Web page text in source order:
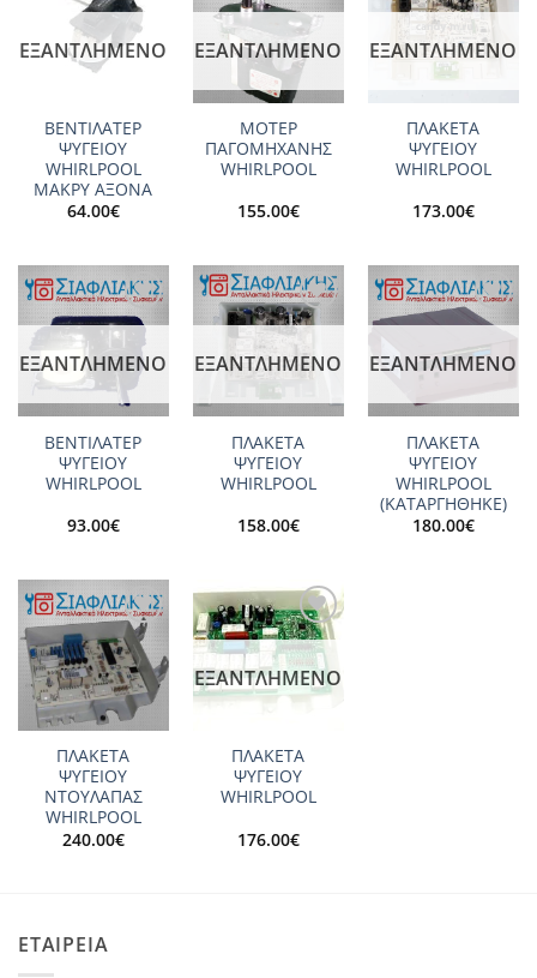
Add to
wishlist
ΕΞΑΝΤΛΗΜΈΝΟ
ΒΕΝΤΙΛΑΤΕΡ
ΨΥΓΕΙΟΥ
WHIRLPOOL
ΜΑΚΡΥ ΑΞΟΝΑ
64.00€
Add to
wishlist
ΕΞΑΝΤΛΗΜΈΝΟ
ΜΟΤΕΡ
ΠΑΓΟΜΗΧΑΝΗΣ
WHIRLPOOL
155.00€
Add to
wishlist
ΕΞΑΝΤΛΗΜΈΝΟ
ΠΛΑΚΕΤΑ
ΨΥΓΕΙΟΥ
WHIRLPOOL
173.00€
Add to
wishlist
ΕΞΑΝΤΛΗΜΈΝΟ
ΒΕΝΤΙΛΑΤΕΡ
ΨΥΓΕΙΟY
WHIRLPOOL
93.00€
Add to
wishlist
ΕΞΑΝΤΛΗΜΈΝΟ
ΠΛΑΚΕΤΑ
ΨΥΓΕΙΟΥ
WHIRLPOOL
158.00€
Add to
ΕΞΑΝΤΛΗΜΈΝΟ
ΠΛΑΚΕΤΑ
ΨΥΓΕΙΟΥ
WHIRLPOOL
(ΚΑΤΑΡΓΗΘΗΚΕ)
180.00€
Add to
wishlist
ΠΛΑΚΕΤΑ
ΨΥΓΕΙΟΥ
ΝΤΟΥΛΑΠΑΣ
WHIRLPOOL
240.00€
Add to
wishlist
ΕΞΑΝΤΛΗΜΈΝΟ
ΠΛΑΚΕΤΑ
ΨΥΓΕΙΟΥ
WHIRLPOOL
176.00€
ΕΤΑΙΡΕΙΑ